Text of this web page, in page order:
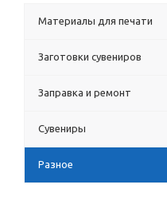
Материалы для печати
Заготовки сувениров
Заправка и ремонт
Сувениры
Разное